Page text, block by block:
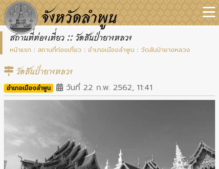
สถานที่ท่องเที่ยว :: วัดสันป่ายางหลวง
หน้าแรก : สถานที่ท่องเที่ยว : อำเภอเมืองลำพูน : วัดสันป่ายางหลวง
วัดสันป่ายางหลวง
อำเภอเมืองลำพูน วันที่ 22 ก.พ. 2562, 11:41